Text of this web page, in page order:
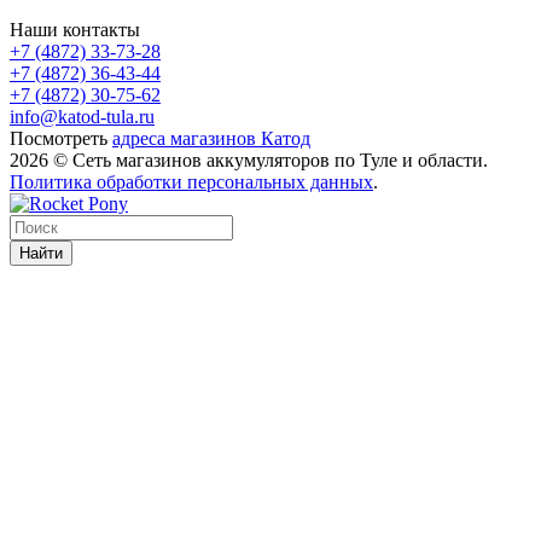
Наши контакты
+7 (4872) 33-73-28
+7 (4872) 36-43-44
+7 (4872) 30-75-62
info@katod-tula.ru
Посмотреть адреса магазинов Катод
2026 © Сеть магазинов аккумуляторов по Туле и области.
Политика обработки персональных данных.
Найти